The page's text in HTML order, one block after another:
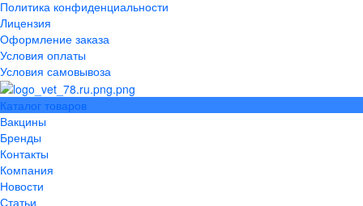
Политика конфиденциальности
Лицензия
Оформление заказа
Условия оплаты
Условия самовывоза
Каталог товаров
Вакцины
Бренды
Контакты
Компания
Новости
Статьи